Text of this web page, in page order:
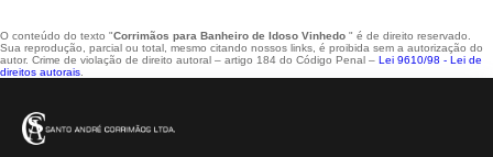
O conteúdo do texto "Corrimãos para Banheiro de Idoso Vinhedo " é de direito reservado.
Sua reprodução, parcial ou total, mesmo citando nossos links, é proibida sem a autorização do
autor. Crime de violação de direito autoral – artigo 184 do Código Penal – Lei 9610/98 - Lei de
direitos autorais